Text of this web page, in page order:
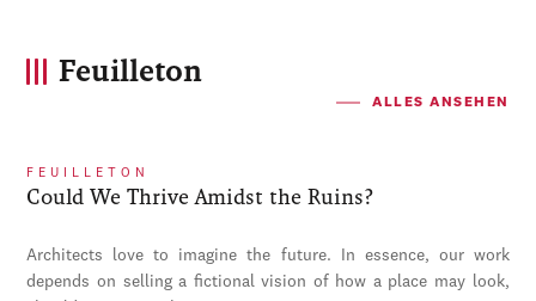
Feuilleton
ALLES ANSEHEN
FEUILLETON
Could We Thrive Amidst the Ruins?
Architects love to imagine the future. In essence, our work
depends on selling a fictional vision of how a place may look,